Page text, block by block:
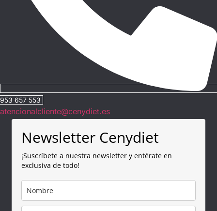
953 657 553
atencionalcliente@cenydiet.es
Newsletter Cenydiet
¡Suscríbete a nuestra newsletter y entérate en
exclusiva de todo!